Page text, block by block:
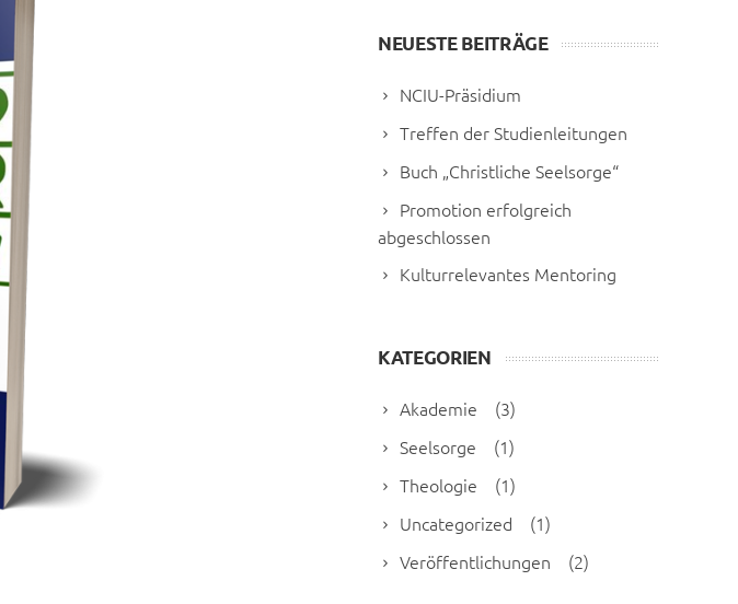
NEUESTE BEITRÄGE
NCIU-Präsidium
Treffen der Studienleitungen
Buch „Christliche Seelsorge“
Promotion erfolgreich
abgeschlossen
Kulturrelevantes Mentoring
KATEGORIEN
Akademie
(3)
Seelsorge
(1)
Theologie
(1)
Uncategorized
(1)
Veröffentlichungen
(2)